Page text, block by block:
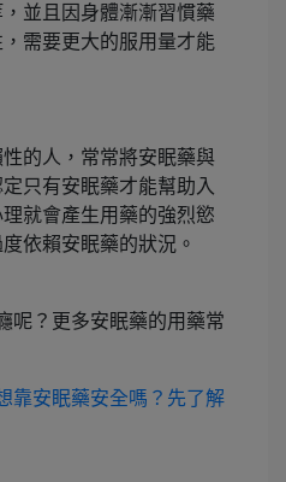
並且因身體漸漸習慣藥
需要更大的服用量才能
的人，常常將安眠藥與
只有安眠藥才能幫助入
就會產生用藥的強烈慾
依賴安眠藥的狀況。
呢？更多安眠藥的用藥常
靠安眠藥安全嗎？先了解